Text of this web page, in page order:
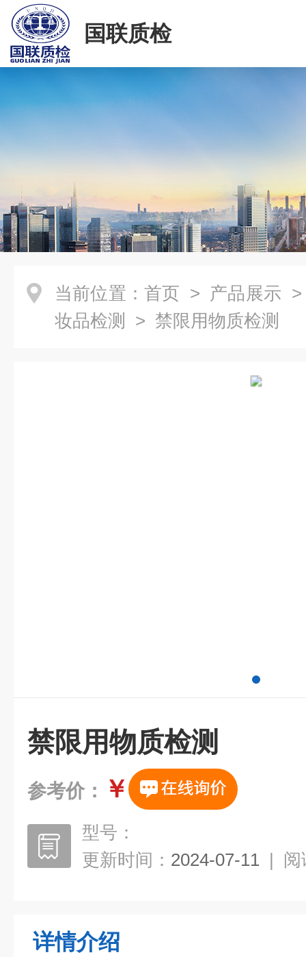
国联质检
当前位置： 首页 > 产品展示
妆品检测
> 禁限用物质检测
禁限用物质检测
参考价： ￥
型号：
更新时间： 2024-07-11 | 阅
详情介绍